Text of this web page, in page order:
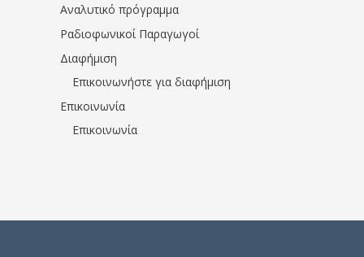
Αναλυτικό πρόγραμμα
Ραδιοφωνικοί Παραγωγοί
Διαφήμιση
Επικοινωνήστε για διαφήμιση
Επικοινωνία
Επικοινωνία